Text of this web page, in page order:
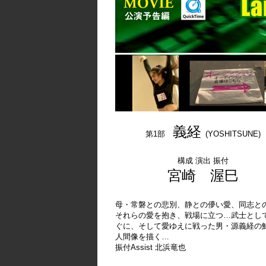
第1部 義経 (YOSHITSUNE)
構成 演出 振付
宮崎 渥巳
母・常磐との悲別、静との儚い愛、同志と
それらの愛を抱き、戦場に立つ…武士とし
ぐに、そして愛ゆえに戦った男・源義経の
人間像を描く…
振付Assist 北浜竜也